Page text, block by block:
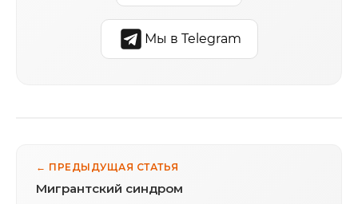
Мы в Telegram
← ПРЕДЫДУЩАЯ СТАТЬЯ
Мигрантский синдром